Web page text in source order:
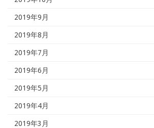
2019年9月
2019年8月
2019年7月
2019年6月
2019年5月
2019年4月
2019年3月